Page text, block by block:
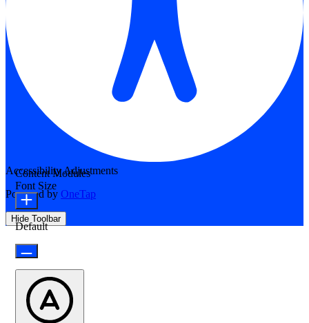
Accessibility Adjustments
Powered by OneTap
Hide Toolbar
Content Modules
Font Size
Default